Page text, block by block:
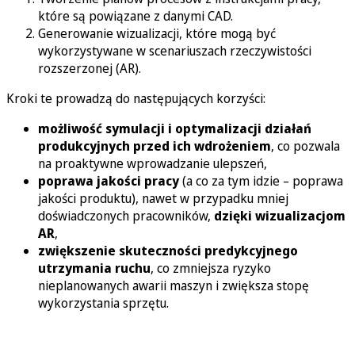
które są powiązane z danymi CAD.
Generowanie wizualizacji, które mogą być
wykorzystywane w scenariuszach rzeczywistości
rozszerzonej (AR).
Kroki te prowadzą do następujących korzyści:
możliwość symulacji i optymalizacji działań
produkcyjnych przed ich wdrożeniem, co pozwala
na proaktywne wprowadzanie ulepszeń,
poprawa jakości pracy(a co za tym idzie – poprawa
jakości produktu), nawet w przypadku mniej
doświadczonych pracowników, dzięki wizualizacjom
AR,
zwiększenie skuteczności predykcyjnego
utrzymania ruchu, co zmniejsza ryzyko
nieplanowanych awarii maszyn i zwiększa stopę
wykorzystania sprzętu.